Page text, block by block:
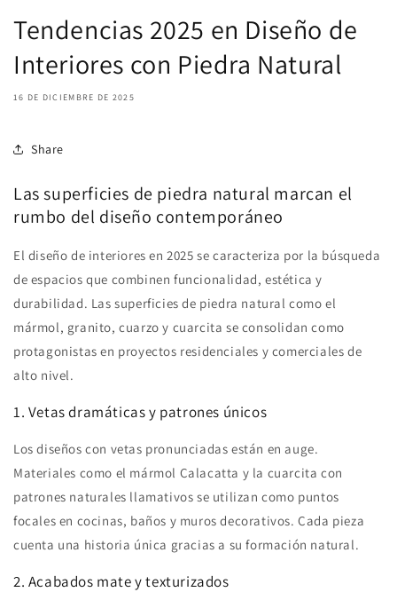
Tendencias 2025 en Diseño de
Interiores con Piedra Natural
16 DE DICIEMBRE DE 2025
Share
Las superficies de piedra natural marcan el
rumbo del diseño contemporáneo
El diseño de interiores en 2025 se caracteriza por la búsqueda
de espacios que combinen funcionalidad, estética y
durabilidad. Las superficies de piedra natural como el
mármol, granito, cuarzo y cuarcita se consolidan como
protagonistas en proyectos residenciales y comerciales de
alto nivel.
1. Vetas dramáticas y patrones únicos
Los diseños con vetas pronunciadas están en auge.
Materiales como el mármol Calacatta y la cuarcita con
patrones naturales llamativos se utilizan como puntos
focales en cocinas, baños y muros decorativos. Cada pieza
cuenta una historia única gracias a su formación natural.
2. Acabados mate y texturizados